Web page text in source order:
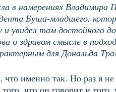
в намерениях
Буша-младшего,
увидел там достойного
о здравом смысле в
для Дональда
именно так. Но раз я не